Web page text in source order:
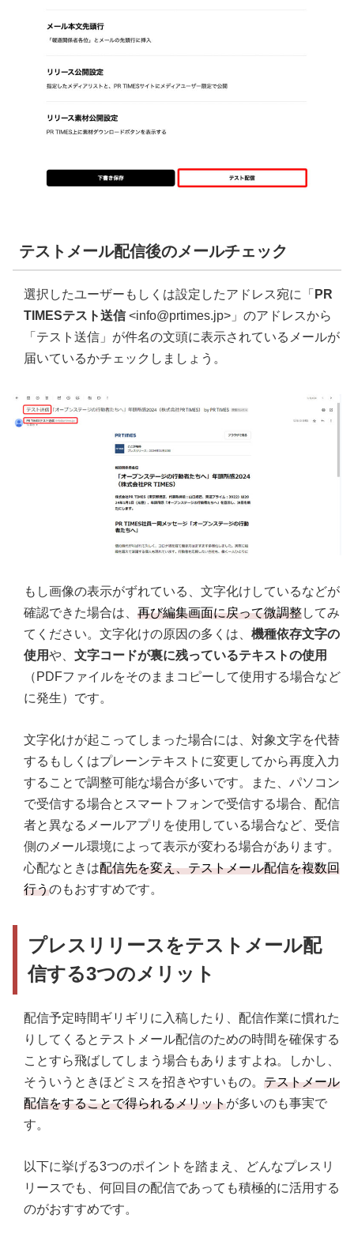
テストメール配信後のメールチェック
選択したユーザーもしくは設定したアドレス宛に「 PR
TIMESテスト送信<info@prtimes.jp>」のアドレスから
「テスト送信」が件名の文頭に表示されているメールが
届いているかチェックしましょう。
もし画像の表示がずれている、文字化けしているなどが
確認できた場合は、 再び編集画面に戻って微調整してみ
てください。文字化けの原因の多くは、 機種依存文字の
使用や、 文字コードが裏に残っているテキストの使用
（PDFファイルをそのままコピーして使用する場合など
に発生）です。
文字化けが起こってしまった場合には、対象文字を代替
するもしくはプレーンテキストに変更してから再度入力
することで調整可能な場合が多いです。また、パソコン
で受信する場合とスマートフォンで受信する場合、配信
者と異なるメールアプリを使用している場合など、受信
側のメール環境によって表示が変わる場合があります。
心配なときは配信先を変え、テストメール配信を複数回
行うのもおすすめです。
プレスリリースをテストメール配
信する3つのメリット
配信予定時間ギリギリに入稿したり、配信作業に慣れた
りしてくるとテストメール配信のための時間を確保する
ことすら飛ばしてしまう場合もありますよね。しかし、
そういうときほどミスを招きやすいもの。 テストメール
配信をすることで得られるメリットが多いのも事実で
す。
以下に挙げる3つのポイントを踏まえ、どんなプレスリ
リースでも、何回目の配信であっても積極的に活用する
のがおすすめです。